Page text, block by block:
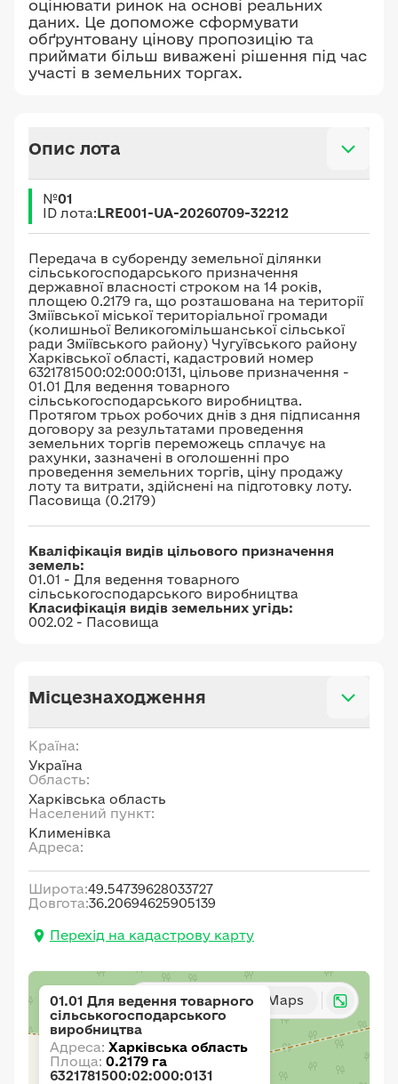
оцінювати ринок на основі реальних
даних. Це допоможе сформувати
обґрунтовану цінову пропозицію та
приймати більш виважені рішення під час
участі в земельних торгах.
Опис лота
№01
ID лота:LRE001-UA-20260709-32212
Передача в суборенду земельної ділянки
сільськогосподарського призначення
державної власності строком на 14 років,
площею 0.2179 га, що розташована на території
Зміївської міської територіальної громади
(колишньої Великогомільшанської сільської
ради Зміївського району) Чугуївського району
Харківської області, кадастровий номер
6321781500:02:000:0131, цільове призначення -
01.01 Для ведення товарного
сільськогосподарського виробництва.
Протягом трьох робочих днів з дня підписання
договору за результатами проведення
земельних торгів переможець сплачує на
рахунки, зазначені в оголошенні про
проведення земельних торгів, ціну продажу
лоту та витрати, здійснені на підготовку лоту.
Пасовища (0.2179)
Кваліфікація видів цільового призначення
земель:
01.01 - Для ведення товарного
сільськогосподарського виробництва
Класифікація видів земельних угідь:
002.02 - Пасовища
Місцезнаходження
Країна:
Україна
Область:
Харківська область
Населений пункт:
Клименівка
Адреса:
Широта:49.54739628033727
Довгота:36.20694625905139
Перехід на кадастрову карту
Карта Google Maps
01.01 Для ведення товарного
сільськогосподарського
виробництва
Адреса: Харківська область
Площа: 0.2179 га
6321781500:02:000:0131